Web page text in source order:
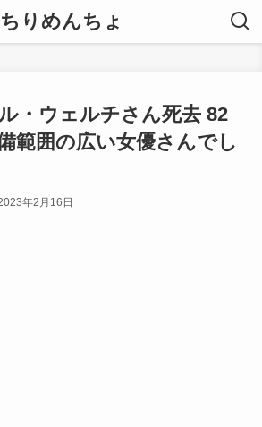
ちりめんちょ
・ウェルチさん死去 82
範囲の広い女優さんでし
年2月16日